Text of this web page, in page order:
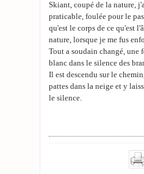
Skiant, coupé de la nature,
praticable, foulée pour le
qu'est le corps de ce qu'est
nature, lorsque je me fus
Tout a soudain changé, une
blanc dans le silence des
Il est descendu sur le
pattes dans la neige et y
le silence.